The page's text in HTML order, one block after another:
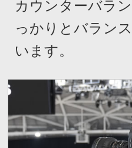
カウンターバラ
っかりとバラン
います。